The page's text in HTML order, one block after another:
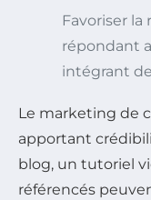
Favoriser
répondant
intégrant
Le marketing de
apportant
blog, un tutoriel
référencés